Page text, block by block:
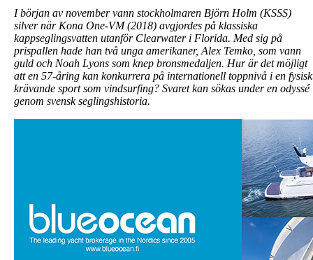
I början av november vann stockholmaren Björn Holm (KSSS)
silver när Kona One-VM (2018) avgjordes på klassiska
kappseglingsvatten utanför Clearwater i Florida. Med sig på
prispallen hade han två unga amerikaner, Alex Temko, som vann
guld och Noah Lyons som knep bronsmedaljen. Hur är det möjligt
att en 57-åring kan konkurrera på internationell toppnivå i en
krävande sport som vindsurfing? Svaret kan sökas under en odyssé
genom svensk seglingshistoria.